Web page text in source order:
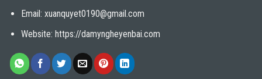
Email: xuanquyet0190@gmail.com
Website: https://damyngheyenbai.com